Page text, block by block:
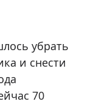
убрать
и снести
70